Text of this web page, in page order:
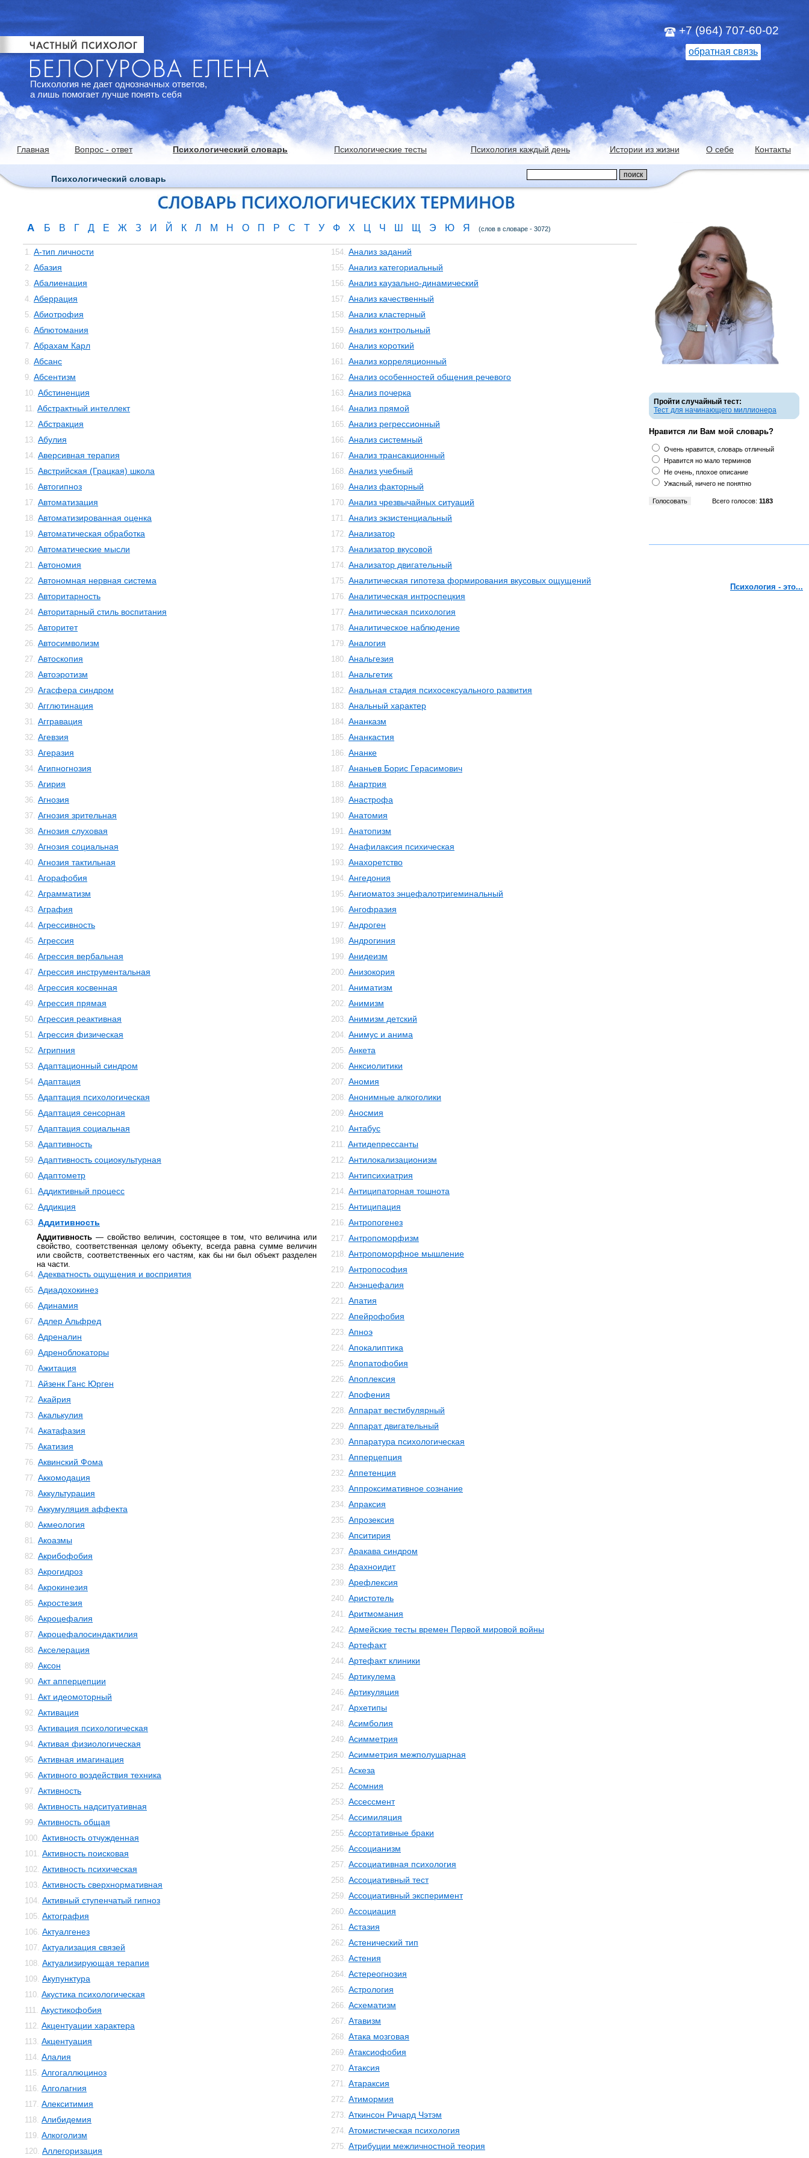
Психология не дает однозначных ответов,
а лишь помогает лучше понять себя
+7 (964) 707-60-02
обратная связь
Главная Вопрос - ответ Психологический словарь Психологические тесты Психология каждый день Истории из жизни О себе Контакты
Психологический словарь
А Б В Г Д Е Ж З И Й К Л М Н О П Р С Т У Ф Х Ц Ч Ш Щ Э Ю Я (слов в словаре - 3072)
1. А-тип личности
2. Абазия
3. Абалиенация
4. Аберрация
5. Абиотрофия
6. Аблютомания
7. Абрахам Карл
8. Абсанс
9. Абсентизм
10. Абстиненция
11. Абстрактный интеллект
12. Абстракция
13. Абулия
14. Аверсивная терапия
15. Австрийская (Грацкая) школа
16. Автогипноз
17. Автоматизация
18. Автоматизированная оценка
19. Автоматическая обработка
20. Автоматические мысли
21. Автономия
22. Автономная нервная система
23. Авторитарность
24. Авторитарный стиль воспитания
25. Авторитет
26. Автосимволизм
27. Автоскопия
28. Автоэротизм
29. Агасфера синдром
30. Агглютинация
31. Аггравация
32. Агевзия
33. Агеразия
34. Агипногнозия
35. Агирия
36. Агнозия
37. Агнозия зрительная
38. Агнозия слуховая
39. Агнозия социальная
40. Агнозия тактильная
41. Агорафобия
42. Аграмматизм
43. Аграфия
44. Агрессивность
45. Агрессия
46. Агрессия вербальная
47. Агрессия инструментальная
48. Агрессия косвенная
49. Агрессия прямая
50. Агрессия реактивная
51. Агрессия физическая
52. Агрипния
53. Адаптационный синдром
54. Адаптация
55. Адаптация психологическая
56. Адаптация сенсорная
57. Адаптация социальная
58. Адаптивность
59. Адаптивность социокультурная
60. Адаптометр
61. Аддиктивный процесс
62. Аддикция
63. Аддитивность
Аддитивность — свойство величин, состоящее в том, что величина или
свойство, соответственная целому объекту, всегда равна сумме величин
или свойств, соответственных его частям, как бы ни был объект разделен
на части.
64. Адекватность ощущения и восприятия
65. Адиадохокинез
66. Адинамия
67. Адлер Альфред
68. Адреналин
69. Адреноблокаторы
70. Ажитация
71. Айзенк Ганс Юрген
72. Акайрия
73. Акалькулия
74. Акатафазия
75. Акатизия
76. Аквинский Фома
77. Аккомодация
78. Аккультурация
79. Аккумуляция аффекта
80. Акмеология
81. Акоазмы
82. Акрибофобия
83. Акрогидроз
84. Акрокинезия
85. Акростезия
86. Акроцефалия
87. Акроцефалосиндактилия
88. Акселерация
89. Аксон
90. Акт апперцепции
91. Акт идеомоторный
92. Активация
93. Активация психологическая
94. Активая физиологическая
95. Активная имагинация
96. Активного воздействия техника
97. Активность
98. Активность надситуативная
99. Активность общая
100. Активность отчужденная
101. Активность поисковая
102. Активность психическая
103. Активность сверхнормативная
104. Активный ступенчатый гипноз
105. Актография
106. Актуалгенез
107. Актуализация связей
108. Актуализирующая терапия
109. Акупунктура
110. Акустика психологическая
111. Акустикофобия
112. Акцентуации характера
113. Акцентуация
114. Алалия
115. Алгогаллюциноз
116. Алголагния
117. Алекситимия
118. Алибидемия
119. Алкоголизм
120. Аллегоризация
154. Анализ заданий
155. Анализ категориальный
156. Анализ каузально-динамический
157. Анализ качественный
158. Анализ кластерный
159. Анализ контрольный
160. Анализ короткий
161. Анализ корреляционный
162. Анализ особенностей общения речевого
163. Анализ почерка
164. Анализ прямой
165. Анализ регрессионный
166. Анализ системный
167. Анализ трансакционный
168. Анализ учебный
169. Анализ факторный
170. Анализ чрезвычайных ситуаций
171. Анализ экзистенциальный
172. Анализатор
173. Анализатор вкусовой
174. Анализатор двигательный
175. Аналитическая гипотеза формирования вкусовых ощущений
176. Аналитическая интроспецкия
177. Аналитическая психология
178. Аналитическое наблюдение
179. Аналогия
180. Анальгезия
181. Анальгетик
182. Анальная стадия психосексуального развития
183. Анальный характер
184. Ананказм
185. Ананкастия
186. Ананке
187. Ананьев Борис Герасимович
188. Анартрия
189. Анастрофа
190. Анатомия
191. Анатопизм
192. Анафилаксия психическая
193. Анахоретство
194. Ангедония
195. Ангиоматоз энцефалотригеминальный
196. Ангофразия
197. Андроген
198. Андрогиния
199. Анидеизм
200. Анизокория
201. Аниматизм
202. Анимизм
203. Анимизм детский
204. Анимус и анима
205. Анкета
206. Анксиолитики
207. Аномия
208. Анонимные алкоголики
209. Аносмия
210. Антабус
211. Антидепрессанты
212. Антилокализационизм
213. Антипсихиатрия
214. Антиципаторная тошнота
215. Антиципация
216. Антропогенез
217. Антропоморфизм
218. Антропоморфное мышление
219. Антропософия
220. Анэнцефалия
221. Апатия
222. Апейрофобия
223. Апноэ
224. Апокалиптика
225. Апопатофобия
226. Апоплексия
227. Апофения
228. Аппарат вестибулярный
229. Аппарат двигательный
230. Аппаратура психологическая
231. Апперцепция
232. Аппетенция
233. Аппроксимативное сознание
234. Апраксия
235. Апрозексия
236. Апситирия
237. Аракава синдром
238. Арахноидит
239. Арефлексия
240. Аристотель
241. Аритмомания
242. Армейские тесты времен Первой мировой войны
243. Артефакт
244. Артефакт клиники
245. Артикулема
246. Артикуляция
247. Архетипы
248. Асимболия
249. Асимметрия
250. Асимметрия межполушарная
251. Аскеза
252. Асомния
253. Ассессмент
254. Ассимиляция
255. Ассортативные браки
256. Ассоцианизм
257. Ассоциативная психология
258. Ассоциативный тест
259. Ассоциативный эксперимент
260. Ассоциация
261. Астазия
262. Астенический тип
263. Астения
264. Астереогнозия
265. Астрология
266. Асхематизм
267. Атавизм
268. Атака мозговая
269. Атаксиофобия
270. Атаксия
271. Атараксия
272. Атимормия
273. Аткинсон Ричард Чэтэм
274. Атомистическая психология
275. Атрибуции межличностной теория
Пройти случайный тест:
Тест для начинающего миллионера
Нравится ли Вам мой словарь?
Очень нравится, словарь отличный
Нравится но мало терминов
Не очень, плохое описание
Ужасный, ничего не понятно
Всего голосов: 1183
Психология - это...